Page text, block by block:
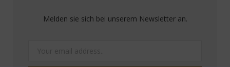
Melden sie sich bei unserem Newsletter an.